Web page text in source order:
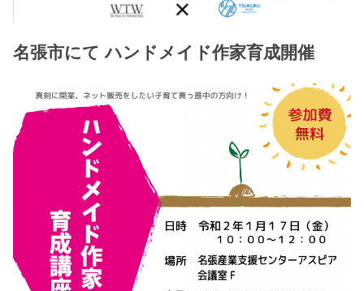
名張市にて ハンドメイド作家育成開催